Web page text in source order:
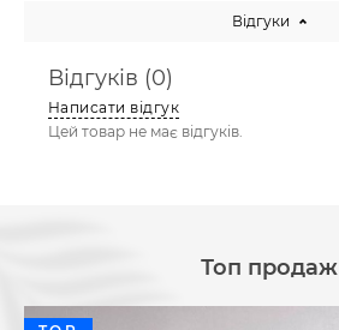
Відгуки
Відгуків (0)
Написати відгук
Цей товар не має відгуків.
Топ продаж